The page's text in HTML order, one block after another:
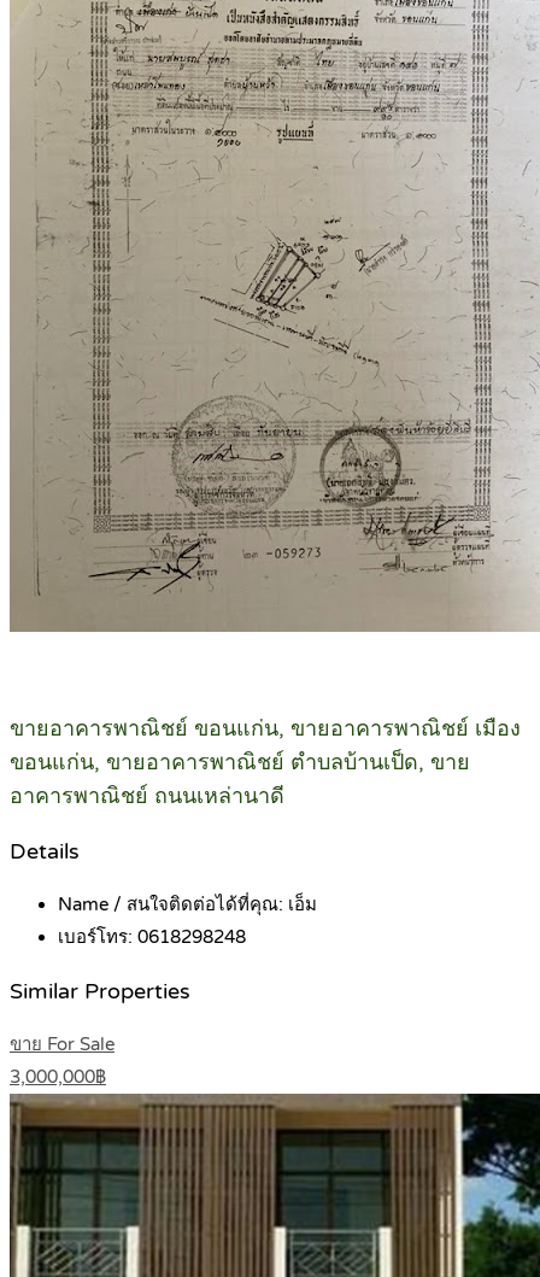
ขายอาคารพาณิชย์ ขอนแก่น, ขายอาคารพาณิชย์ เมือง
ขอนแก่น, ขายอาคารพาณิชย์ ตำบลบ้านเป็ด, ขาย
อาคารพาณิชย์ ถนนเหล่านาดี
Details
Name / สนใจติดต่อได้ที่คุณ: เอ็ม
เบอร์โทร: 0618298248
Similar Properties
ขาย For Sale
3,000,000฿